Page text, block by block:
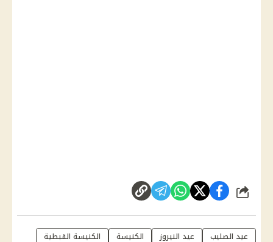
شارك
عيد الصليب عيد النيروز الكنيسة
الكنيسة القبطية